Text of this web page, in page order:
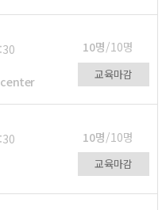
10명/10명
center 교육마감
10명/10명
교육마감